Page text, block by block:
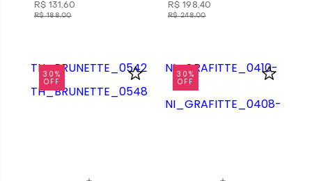
R$ 131,60
R$ 188,00
R$ 198,40
R$ 248,00
30%
OFF
30%
OFF